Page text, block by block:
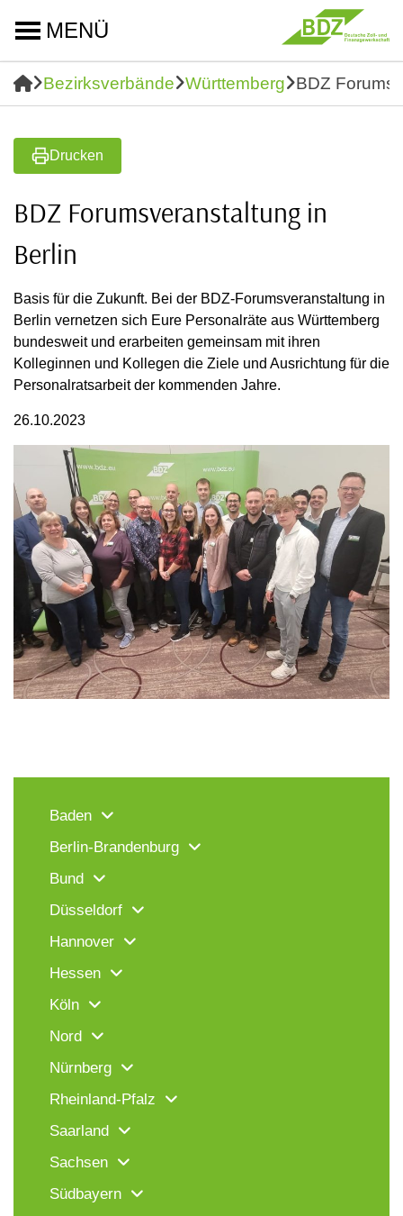
MENÜ
Bezirksverbände Württemberg BDZ
Drucken
BDZ Forumsveranstaltung in
Berlin
Basis für die Zukunft. Bei der BDZ-Forumsveranstaltung in
Berlin vernetzen sich Eure Personalräte aus Württemberg
bundesweit und erarbeiten gemeinsam mit ihren
Kolleginnen und Kollegen die Ziele und Ausrichtung für die
Personalratsarbeit der kommenden Jahre.
26.10.2023
Baden
Berlin-Brandenburg
Bund
Düsseldorf
Hannover
Hessen
Köln
Nord
Nürnberg
Rheinland-Pfalz
Saarland
Sachsen
Südbayern